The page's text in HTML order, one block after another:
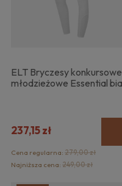
ELT Bryczesy konkursowe
młodzieżowe Essential
237,15 zł
Cena regularna: 279,00 zł
Najniższa cena: 249,00 zł